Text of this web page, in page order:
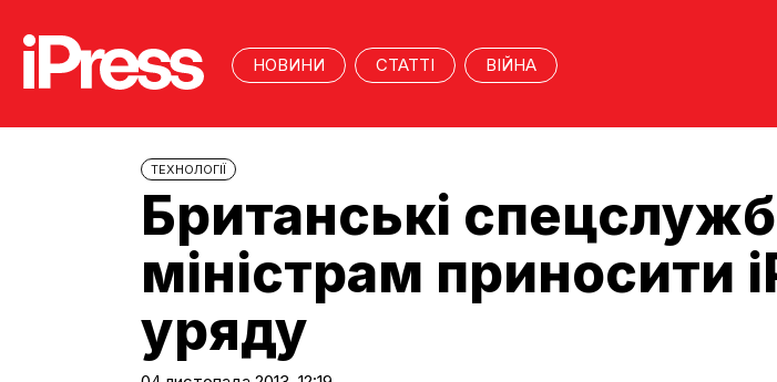
НОВИНИ СТАТТІ ВІЙНА
ТЕХНОЛОГІЇ
Британські
міністрам приносити
уряду